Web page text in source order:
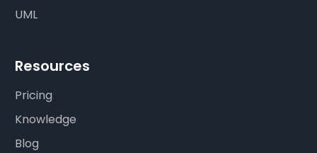
UML
Resources
Pricing
Knowledge
Blog